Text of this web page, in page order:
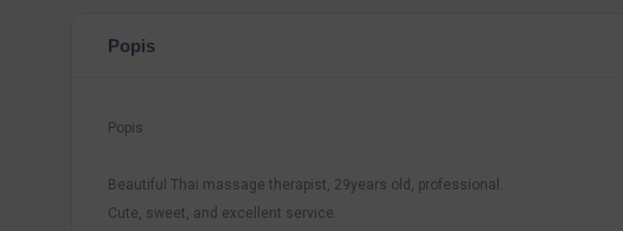
Popis
Popis
Beautiful Thai massage therapist, 29years old, professional.
Cute, sweet, and excellent service.